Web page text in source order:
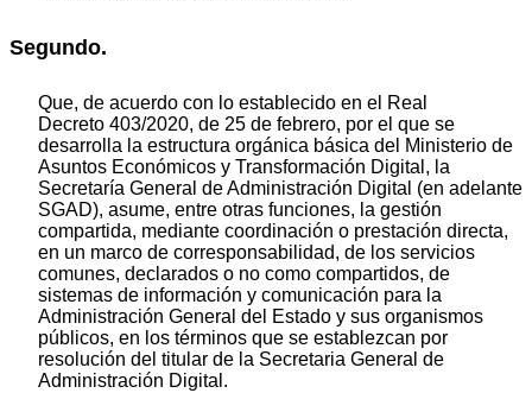
Segundo.
Que, de acuerdo con lo establecido en el Real
Decreto 403/2020, de 25 de febrero, por el que se
desarrolla la estructura orgánica básica del Ministerio de
Asuntos Económicos y Transformación Digital, la
Secretaría General de Administración Digital (en adelante
SGAD), asume, entre otras funciones, la gestión
compartida, mediante coordinación o prestación directa,
en un marco de corresponsabilidad, de los servicios
comunes, declarados o no como compartidos, de
sistemas de información y comunicación para la
Administración General del Estado y sus organismos
públicos, en los términos que se establezcan por
resolución del titular de la Secretaria General de
Administración Digital.